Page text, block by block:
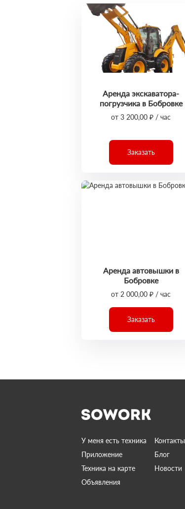
Аренда экскаватора-
погрузчика в Бобровке
от 3 200,00 ₽ / час
Заказать
Аренда автовышки в
Бобровке
от 2 000,00 ₽ / час
Заказать
У меня есть техника
Контакты
Приложение
Блог
Техника на карте
Новости
Объявления